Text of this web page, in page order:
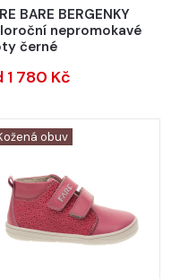
BARE BERGENKY
nepromokavé
černé
1 780 Kč
obuv